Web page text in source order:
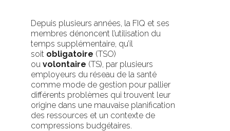
Depuis plusieurs années, la FIQ et ses
membres dénoncent l’utilisation du
temps supplémentaire, qu’il
soit obligatoire (TSO)
ou volontaire (TS), par plusieurs
employeurs du réseau de la santé
comme mode de gestion pour pallier
différents problèmes qui trouvent leur
origine dans une mauvaise planification
des ressources et un contexte de
compressions budgétaires.